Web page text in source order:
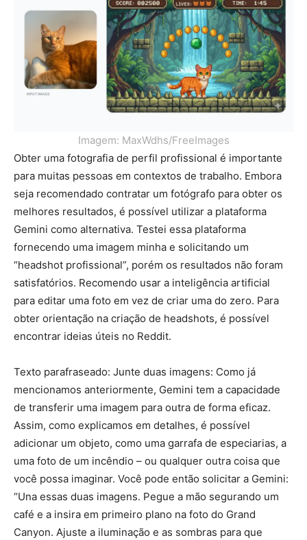
Imagem: MaxWdhs/FreeImages
Obter uma fotografia de perfil profissional é importante
para muitas pessoas em contextos de trabalho. Embora
seja recomendado contratar um fotógrafo para obter os
melhores resultados, é possível utilizar a plataforma
Gemini como alternativa. Testei essa plataforma
fornecendo uma imagem minha e solicitando um
“headshot profissional”, porém os resultados não foram
satisfatórios. Recomendo usar a inteligência artificial
para editar uma foto em vez de criar uma do zero. Para
obter orientação na criação de headshots, é possível
encontrar ideias úteis no Reddit.
Texto parafraseado: Junte duas imagens: Como já
mencionamos anteriormente, Gemini tem a capacidade
de transferir uma imagem para outra de forma eficaz.
Assim, como explicamos em detalhes, é possível
adicionar um objeto, como uma garrafa de especiarias, a
uma foto de um incêndio – ou qualquer outra coisa que
você possa imaginar. Você pode então solicitar a Gemini:
“Una essas duas imagens. Pegue a mão segurando um
café e a insira em primeiro plano na foto do Grand
Canyon. Ajuste a iluminação e as sombras para que